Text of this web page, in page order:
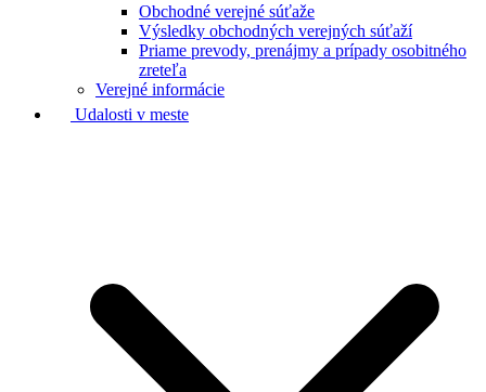
Obchodné verejné súťaže
Výsledky obchodných verejných súťaží
Priame prevody, prenájmy a prípady osobitného
zreteľa
Verejné informácie
Udalosti v meste